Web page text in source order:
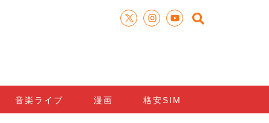
音楽ライブ 漫画 格安SIM